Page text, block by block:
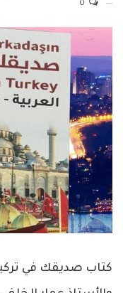
كتاب صديقك في